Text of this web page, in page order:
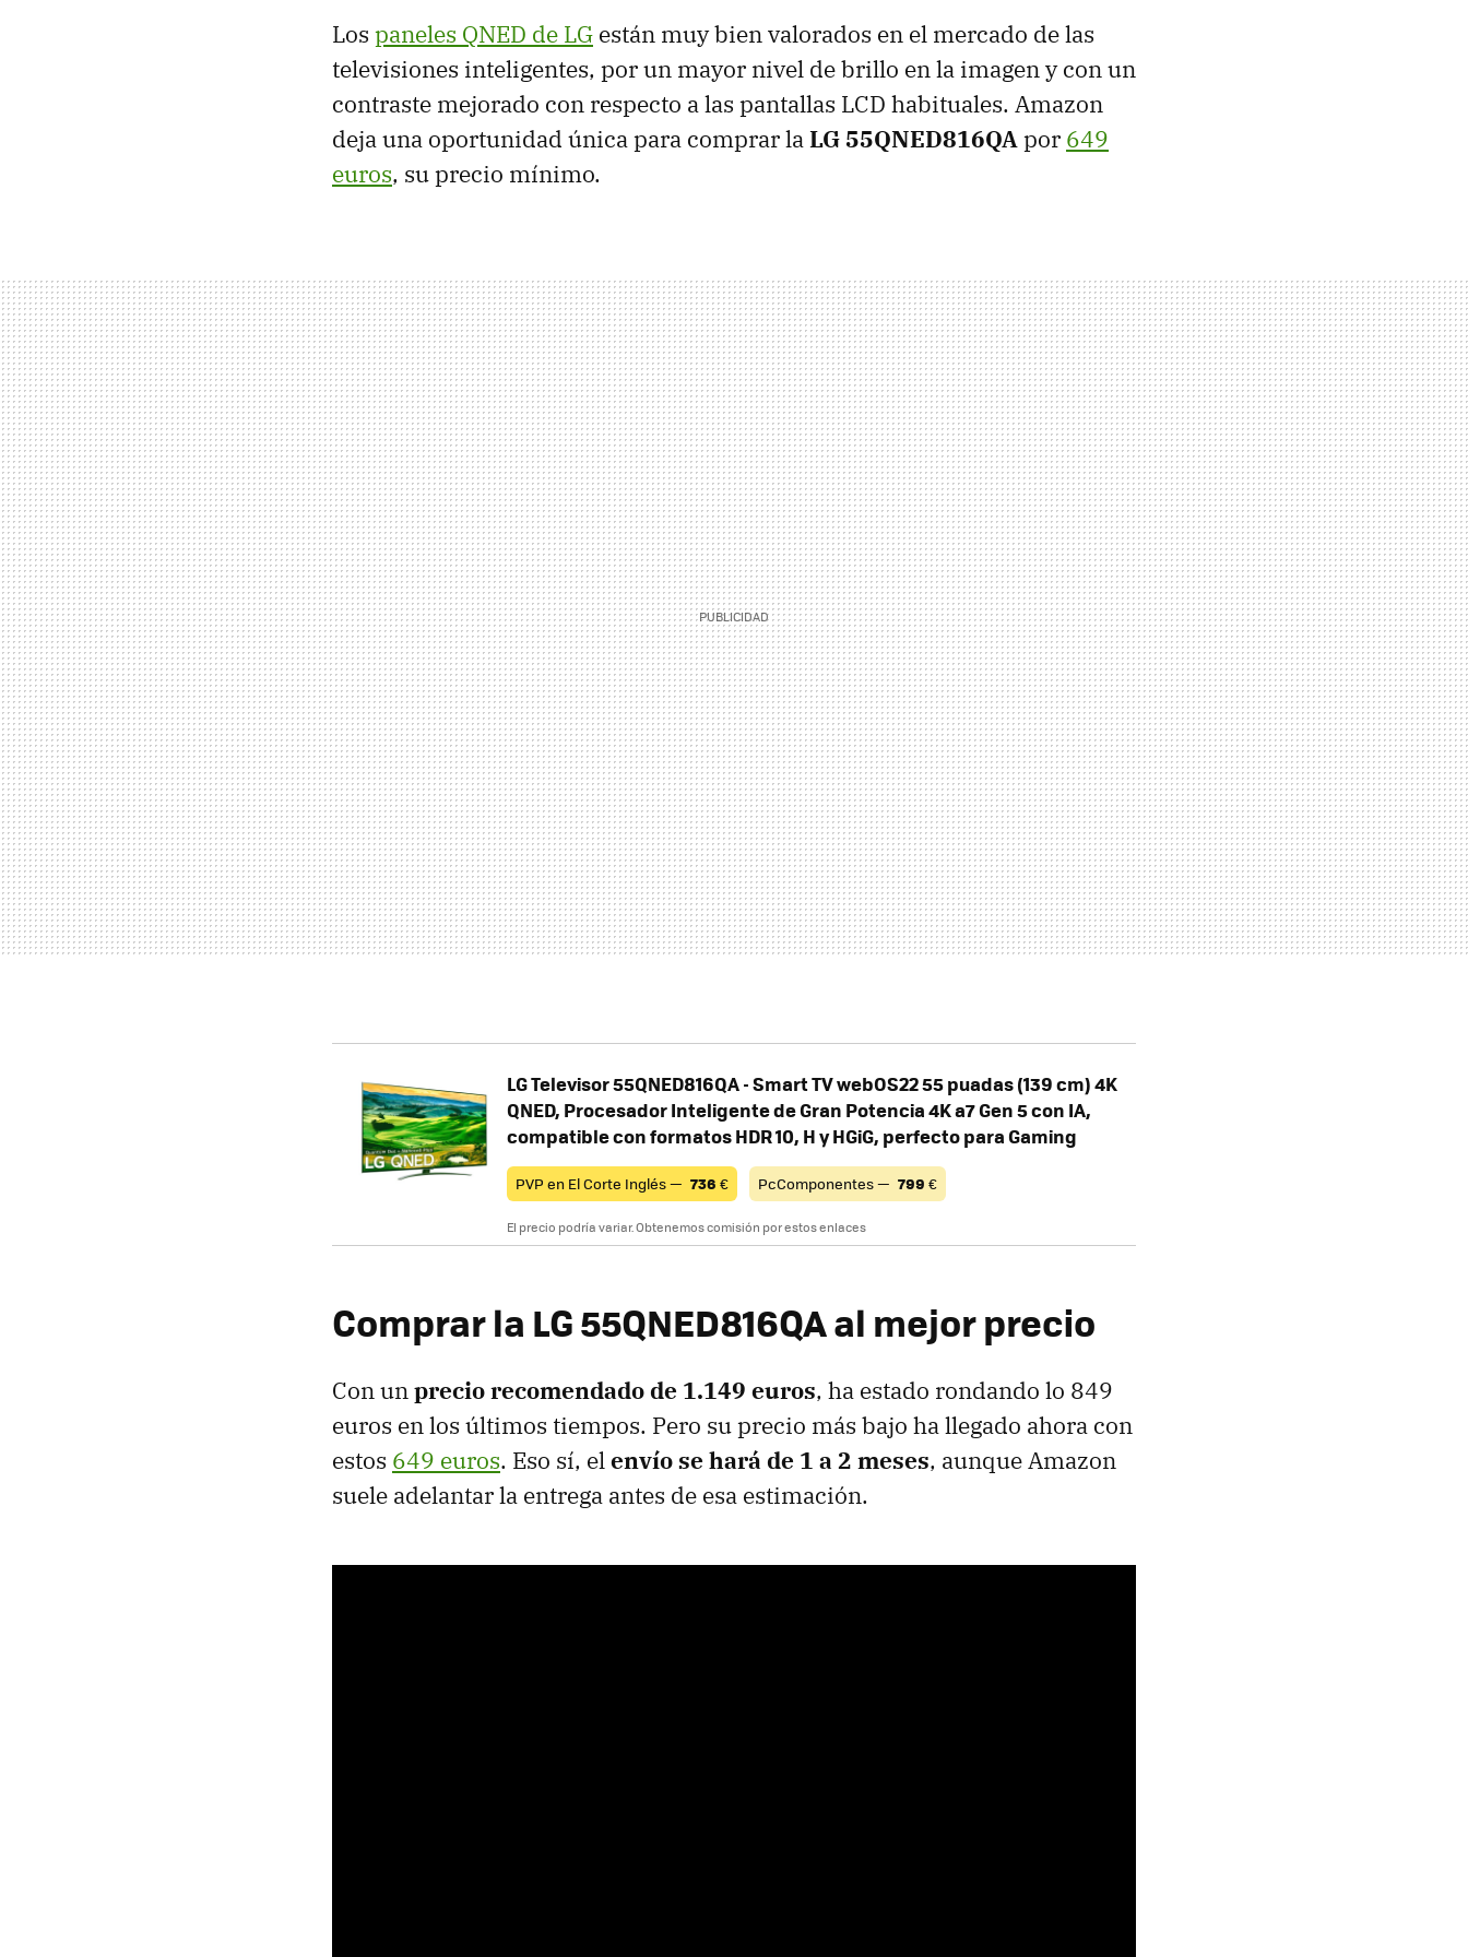
Los paneles QNED de LG están muy bien valorados en el mercado de las
televisiones inteligentes, por un mayor nivel de brillo en la imagen y con un
contraste mejorado con respecto a las pantallas LCD habituales. Amazon
deja una oportunidad única para comprar laLG 55QNED816QApor 649
euros, su precio mínimo.
LG Televisor 55QNED816QA - Smart TV webOS22 55 puadas (139 cm) 4K
QNED, Procesador Inteligente de Gran Potencia 4K a7 Gen 5 con IA,
compatible con formatos HDR 10, H y HGiG, perfecto para Gaming
PVP en El Corte Inglés — 736 € PcComponentes — 799 €
El precio podría variar. Obtenemos comisión por estos enlaces
Comprar la LG 55QNED816QA al mejor precio
Con unprecio recomendado de 1.149 euros, ha estado rondando lo 849
euros en los últimos tiempos. Pero su precio más bajo ha llegado ahora con
estos 649 euros. Eso sí, elenvío se hará de 1 a 2 meses, aunque Amazon
suele adelantar la entrega antes de esa estimación.